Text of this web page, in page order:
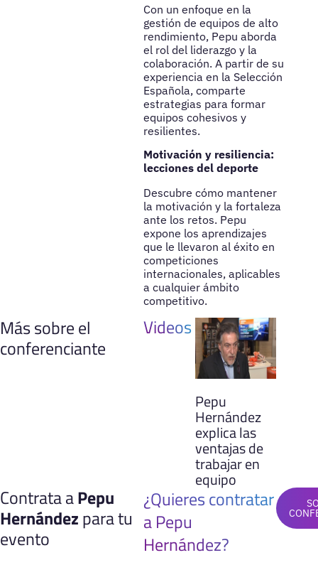
Con un enfoque en la
gestión de equipos de alto
rendimiento, Pepu aborda
el rol del liderazgo y la
colaboración. A partir de su
experiencia en la Selección
Española, comparte
estrategias para formar
equipos cohesivos y
resilientes.
Motivación y resiliencia:
lecciones del deporte
Descubre cómo mantener
la motivación y la fortaleza
ante los retos. Pepu
expone los aprendizajes
que le llevaron al éxito en
competiciones
internacionales, aplicables
a cualquier ámbito
competitivo.
Más sobre el
conferenciante
Videos
Pepu
Hernández
explica las
ventajas de
trabajar en
equipo
Contrata aPepu
Hernándezpara tu
evento
¿Quieres contratar
a Pepu
Hernández?